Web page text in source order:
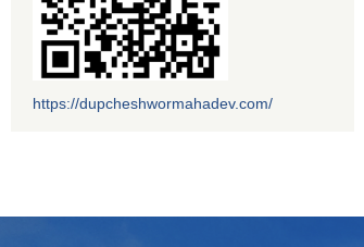
https://dupcheshwormahadev.com/